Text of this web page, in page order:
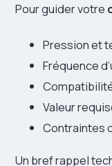
Pour guider votre
Pression et
Fréquence
Valeur
Contraintes
Un bref rappel